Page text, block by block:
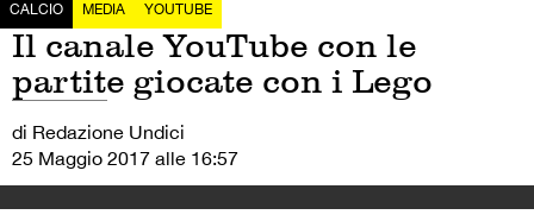
CALCIO MEDIA YOUTUBE
Il canale YouTube con le
partite giocate con i Lego
di Redazione Undici
25 Maggio 2017 alle 16:57